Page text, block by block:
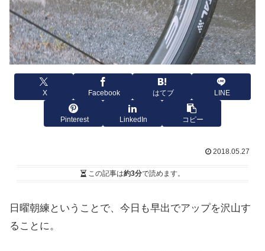
X Facebook はてブ LINE
Pinterest LinkedIn コピー
2018.05.27
この記事は約3分で読めます。
日曜朝練ということで、今日も早出でアップを沢山す
ることに。